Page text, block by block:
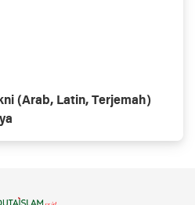
(Arab, Latin, Terjemah)